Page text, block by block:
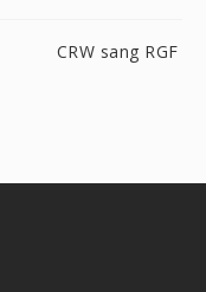
CRW sang RGF